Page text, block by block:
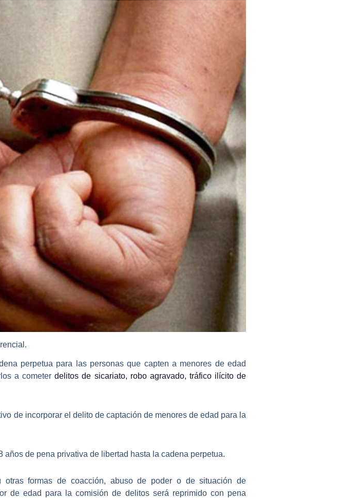
perpetua para las personas que capten a menores de edad
a cometerdelitos de sicariato, robo agravado, tráfico ilícito de
de incorporar el delito de captación de menores de edad para la
años de pena privativa de libertad hasta la cadena perpetua.
otras formas de coacción, abuso de poder o de situación de
de edad para la comisión de delitos será reprimido con pena